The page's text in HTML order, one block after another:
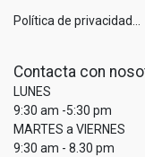
Política de privacidad...
Contacta con
LUNES
9:30 am -5:30 pm
MARTES a VIERNES
9:30 am - 8.30 pm